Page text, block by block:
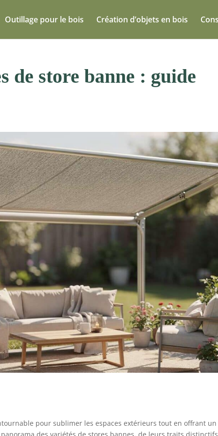
Outillage pour le bois Création d’objets en bois
de store banne : guide
pour sublimer les espaces extérieurs tout en offrant